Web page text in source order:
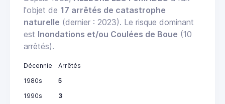
l'objet de 17 arrêtés de catastrophe
naturelle (dernier : 2023). Le risque dominant
est Inondations et/ou Coulées de Boue (10
arrêtés).
Décennie
Arrêtés
1980s
5
1990s
3